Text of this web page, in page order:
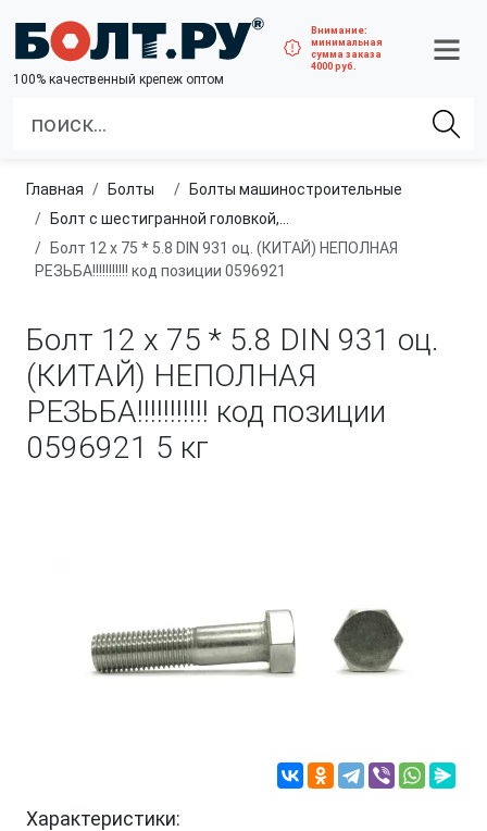
100% качественный крепеж оптом
Внимание:
минимальная
сумма заказа
4000 руб.
Главная болты
болты машиностроительные
Болт с шестигранной головкой, неполная резьба, класс прочности 5.8
Болт 12 х 75 * 5.8 DIN 931 оц. (КИТАЙ) НЕПОЛНАЯ
РЕЗЬБА!!!!!!!!!!! код позиции 0596921
Болт 12 х 75 * 5.8 DIN 931 оц.
(КИТАЙ) НЕПОЛНАЯ
РЕЗЬБА!!!!!!!!!!! код позиции
0596921 5 кг
Характеристики: